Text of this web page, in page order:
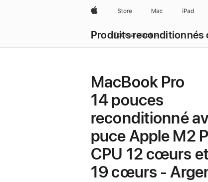
AppleStore Mac iPad
Produits reconditionnés
Tout parcourir
MacBook Pro
14 pouces
reconditionné
puce Apple M2
CPU 12 cœurs
19 cœurs -